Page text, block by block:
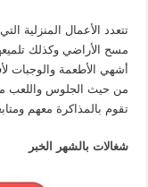
تتعدد الأعمال المنزلية
مسح الأراضي وكذلك
أشهي الأطعمة والوجبات
من حيث الجلوس واللعب
تقوم بالمذاكرة معهم
شغالات بالشهر الخبر